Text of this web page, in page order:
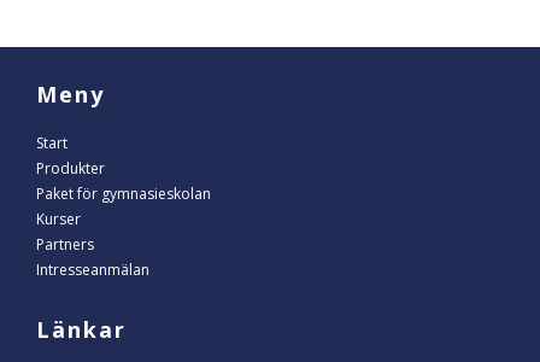
Meny
Start
Produkter
Paket för gymnasieskolan
Kurser
Partners
Intresseanmälan
Länkar